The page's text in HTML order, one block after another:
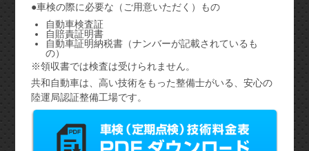
●車検の際に必要な（ご用意いただく）もの
自動車検査証
自賠責証明書
自動車証明納税書（ナンバーが記載されているも
の）
※領収書では検査は受けられません。
共和自動車は、高い技術をもった整備士がいる、安心の
陸運局認証整備工場です。